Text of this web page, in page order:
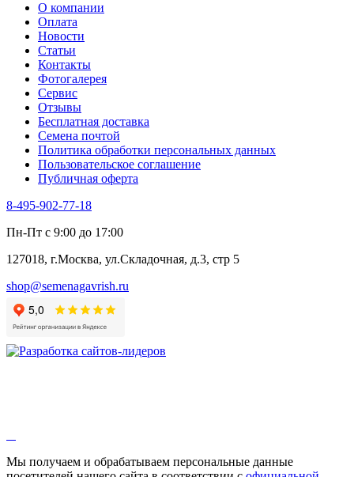
О компании
Оплата
Новости
Статьи
Контакты
Фотогалерея​
Сервис
Отзывы
Бесплатная доставка
Семена почтой
Политика обработки персональных данных
Пользовательское соглашение
Публичная оферта
8-495-902-77-18
Пн-Пт с 9:00 до 17:00
127018, г.Москва, ул.Складочная, д.3, стр 5
shop@semenagavrish.ru
Мы получаем и обрабатываем персональные данные